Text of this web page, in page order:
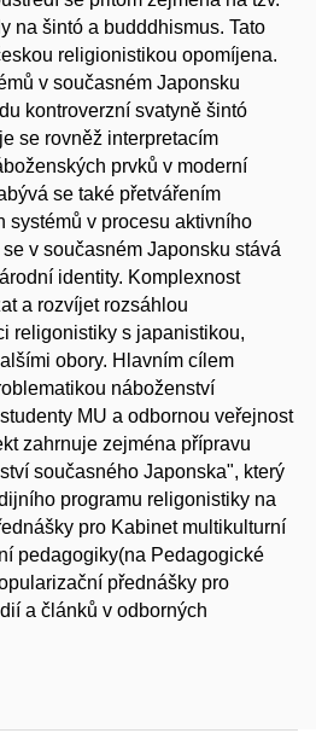
na šintó a budddhismus. Tato
religionistikou opomíjena.
v současném Japonsku
kontroverzní svatyně šintó
se rovněž interpretacím
prvků v moderní
se také přetvářením
systémů v procesu aktivního
v současném Japonsku stává
identity. Komplexnost
a rozvíjet rozsáhlou
religonistiky s japanistikou,
obory. Hlavním cílem
náboženství
MU a odbornou veřejnost
zahrnuje zejména přípravu
současného Japonska", který
programu religonistiky na
pro Kabinet multikulturní
pedagogiky(na Pedagogické
přednášky pro
a článků v odborných